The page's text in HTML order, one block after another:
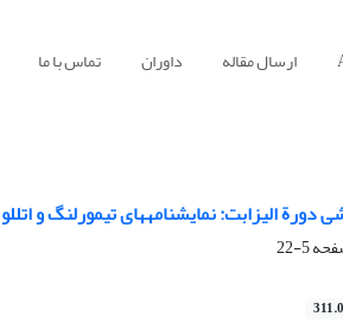
ارسال مقاله داوران تماس با ما
الیزابت: نمایشنامههای تیمورلنگ و اتللو
5-22